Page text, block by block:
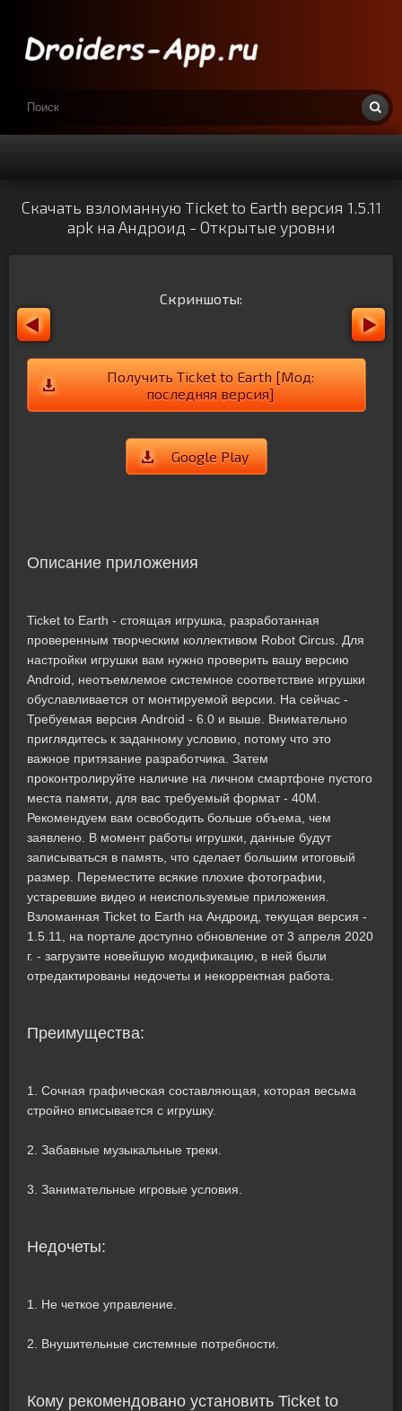
Скачать взломанную Ticket to Earth версия 1.5.11
apk на Андроид - Открытые уровни
Скриншоты:
Получить Ticket to Earth [Мод:
последняя версия]
Google Play
Описание приложения
Ticket to Earth - стоящая игрушка, разработанная
проверенным творческим коллективом Robot Circus. Для
настройки игрушки вам нужно проверить вашу версию
Android, неотъемлемое системное соответствие игрушки
обуславливается от монтируемой версии. На сейчас -
Требуемая версия Android - 6.0 и выше. Внимательно
приглядитесь к заданному условию, потому что это
важное притязание разработчика. Затем
проконтролируйте наличие на личном смартфоне пустого
места памяти, для вас требуемый формат - 40M.
Рекомендуем вам освободить больше объема, чем
заявлено. В момент работы игрушки, данные будут
записываться в память, что сделает большим итоговый
размер. Переместите всякие плохие фотографии,
устаревшие видео и неиспользуемые приложения.
Взломанная Ticket to Earth на Андроид, текущая версия -
1.5.11, на портале доступно обновление от 3 апреля 2020
г. - загрузите новейшую модификацию, в ней были
отредактированы недочеты и некорректная работа.
Преимущества:
1. Сочная графическая составляющая, которая весьма
стройно вписывается с игрушку.
2. Забавные музыкальные треки.
3. Занимательные игровые условия.
Недочеты:
1. Не четкое управление.
2. Внушительные системные потребности.
Кому рекомендовано установить Ticket to